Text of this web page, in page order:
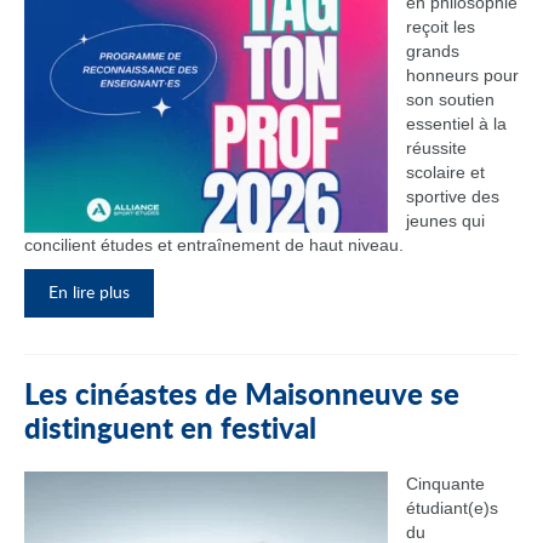
reçoit les
grands
honneurs pour
son soutien
essentiel à la
réussite
scolaire et
sportive des
jeunes qui
concilient études et entraînement de haut niveau.
En lire plus
Les cinéastes de Maisonneuve se
distinguent en festival
Cinquante
étudiant(e)s
du